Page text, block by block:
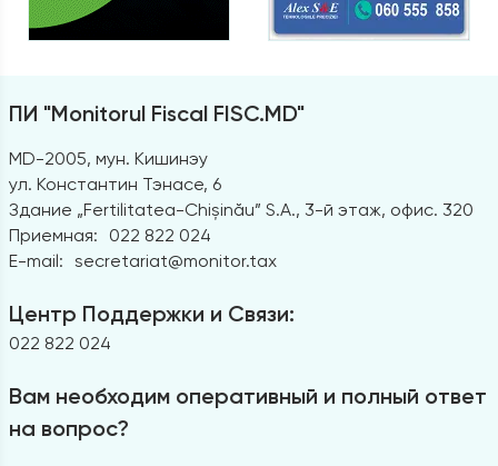
ПИ "Monitorul Fiscal FISC.MD"
MD-2005, мун. Кишинэу
ул. Константин Тэнасе, 6
Здание „Fertilitatea-Chișinău” S.A., 3-й этаж, офис. 320
Приемная:
022 822 024
E-mail: secretariat@monitor.tax
Центр Поддержки и Связи:
022 822 024
Вам необходим оперативный и полный ответ
на вопрос?